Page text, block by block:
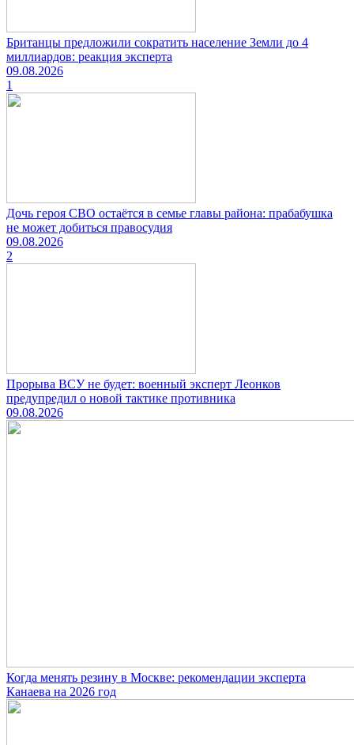
Британцы предложили сократить население Земли до 4
миллиардов: реакция эксперта
09.08.2026
1
Дочь героя СВО остаётся в семье главы района: прабабушка
не может добиться правосудия
09.08.2026
2
Прорыва ВСУ не будет: военный эксперт Леонков
предупредил о новой тактике противника
09.08.2026
Когда менять резину в Москве: рекомендации эксперта
Канаева на 2026 год